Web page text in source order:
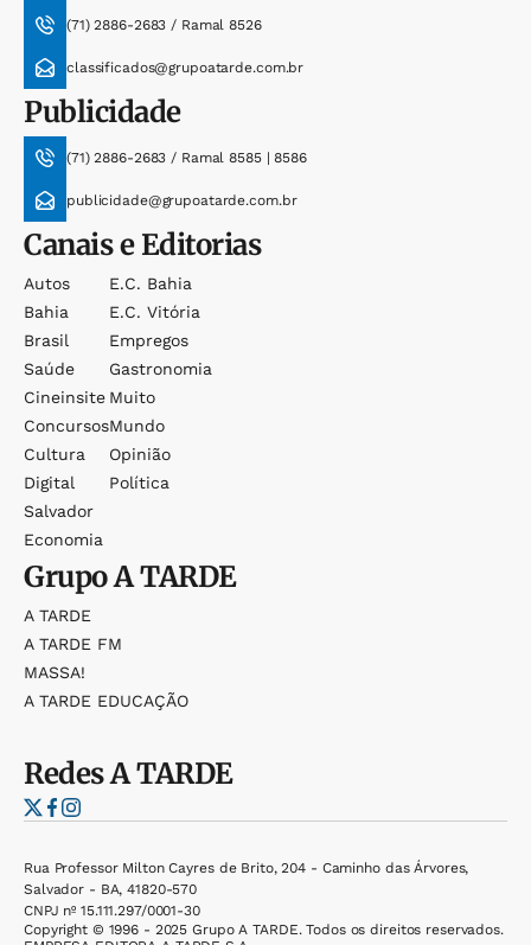
(71) 2886-2683 / Ramal 8526
classificados@grupoatarde.com.br
Publicidade
(71) 2886-2683 / Ramal 8585 | 8586
publicidade@grupoatarde.com.br
Canais e Editorias
Autos
Bahia
Brasil
Saúde
Cineinsite
Concursos
Cultura
Digital
Salvador
Economia
E.c. Bahia
E.c. Vitória
Empregos
Gastronomia
Muito
Mundo
Opinião
Política
GrupoA TARDE
A TARDE
A TARDE FM
MASSA!
A TARDE EDUCAÇÃO
RedesA TARDE
Rua Professor Milton Cayres de Brito, 204 - Caminho das Árvores,
Salvador - BA, 41820-570
CNPJ nº 15.111.297/0001-30
Copyright © 1996 - 2025 Grupo A TARDE. Todos os direitos reservados.